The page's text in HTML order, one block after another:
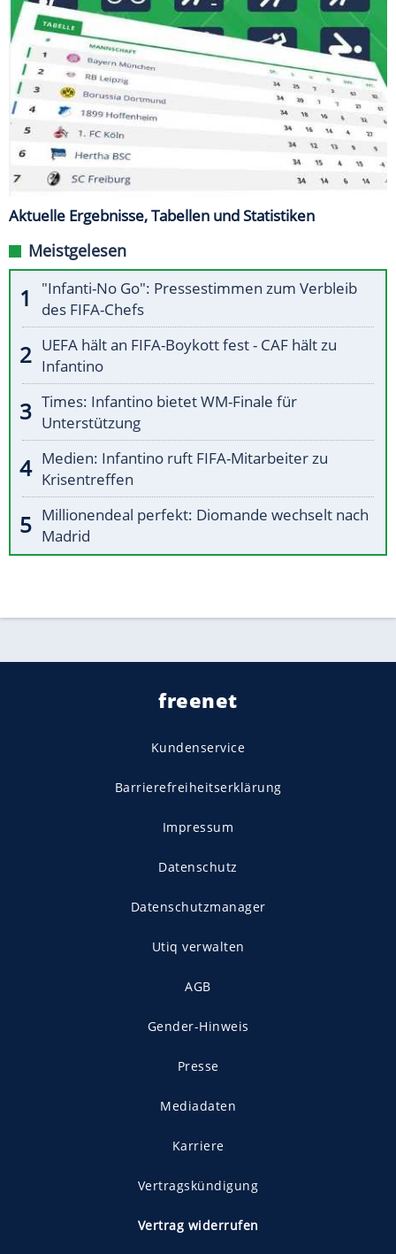
Aktuelle Ergebnisse, Tabellen und Statistiken
Meistgelesen
"Infanti-No Go": Pressestimmen zum Verbleib
des FIFA-Chefs
UEFA hält an FIFA-Boykott fest - CAF hält zu
Infantino
Times: Infantino bietet WM-Finale für
Unterstützung
Medien: Infantino ruft FIFA-Mitarbeiter zu
Krisentreffen
Millionendeal perfekt: Diomande wechselt nach
Madrid
freenet
Kundenservice
Barrierefreiheitserklärung
Impressum
Datenschutz
Datenschutzmanager
Utiq verwalten
AGB
Gender-Hinweis
Presse
Mediadaten
Karriere
Vertragskündigung
Vertrag widerrufen